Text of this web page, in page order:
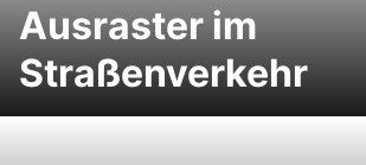
Ausraster im
Straßenverkehr